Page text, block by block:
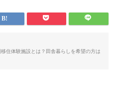
住体験施設とは？田舎暮らしを希望の方は